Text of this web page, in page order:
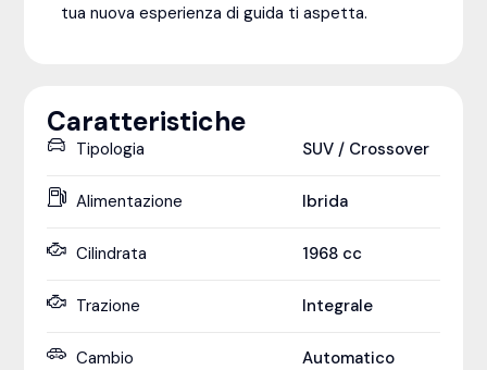
tua nuova esperienza di guida ti aspetta.
Caratteristiche
Tipologia SUV / Crossover
Alimentazione Ibrida
Cilindrata 1968 cc
Trazione Integrale
Cambio Automatico